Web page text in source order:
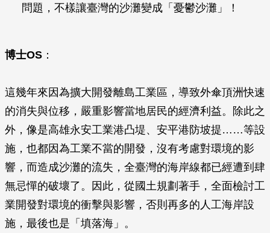
問題，不樣讓臺灣的沙灘變成「憂鬱沙灘」！
博士OS ：
這幾年來因為擴大開發離島工業區，導致外傘頂洲快速
的消失與位移，嚴重影響當地居民的經濟利益。除此之
外，像是高雄永安工業港凸堤、安平港防坡提……等設
施，也都因為工業不當的開發，沒有考慮對環境的影
響，而造成沙灘的流失，全臺灣的海岸線都已經遭到肆
無忌憚的破壞了。因此，從國土規劃著手，全面檢討工
業開發對環境的衝擊與影響，否則再多的人工海岸設
施，最後也是「填落海」。